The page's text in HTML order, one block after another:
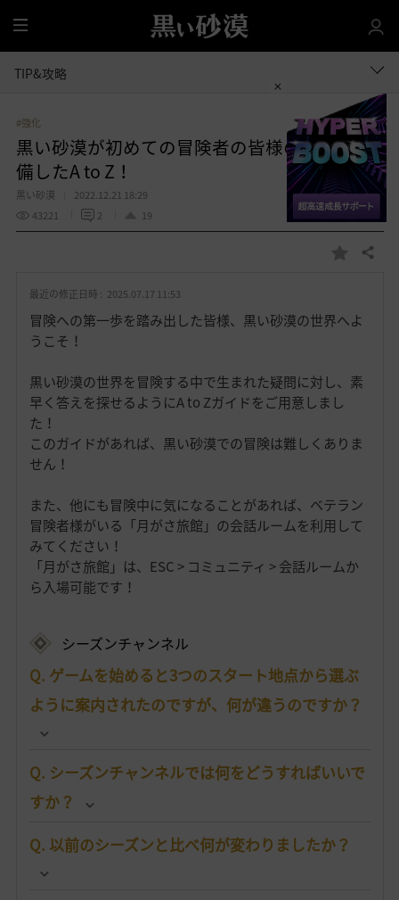
全
体
TIP&攻略
#強化
黒い砂漠が初めての冒険者の皆様のために準
備したA to Z！
黒い砂漠
2022.12.21 18:29
43221
2 19
お
入
共有する
最近の修正日時 : 2025.07.17 11:53
冒険への第一歩を踏み出した皆様、黒い砂漠の世界へよ
うこそ！
黒い砂漠の世界を冒険する中で生まれた疑問に対し、素
早く答えを探せるようにA to Zガイドをご用意しまし
た！
このガイドがあれば、黒い砂漠での冒険は難しくありま
せん！
また、他にも冒険中に気になることがあれば、ベテラン
冒険者様がいる「月がさ旅館」の会話ルームを利用して
みてください！
「月がさ旅館」は、ESC > コミュニティ > 会話ルームか
ら入場可能です！
シーズンチャンネル
Q. ゲームを始めると3つのスタート地点から選ぶ
ように案内されたのですが、何が違うのですか？
Q. シーズンチャンネルでは何をどうすればいいで
すか？
Q. 以前のシーズンと比べ何が変わりましたか？